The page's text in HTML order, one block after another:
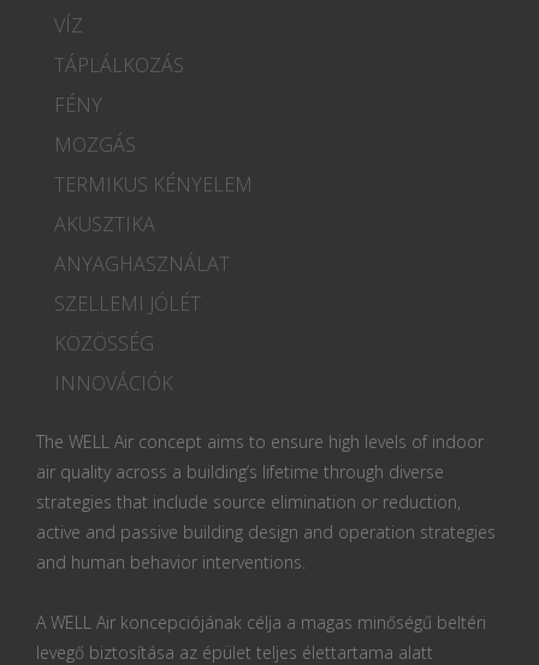
VÍZ
TÁPLÁLKOZÁS
FÉNY
MOZGÁS
TERMIKUS KÉNYELEM
AKUSZTIKA
ANYAGHASZNÁLAT
SZELLEMI JÓLÉT
KÖZÖSSÉG
INNOVÁCIÓK
The WELL Air concept aims to ensure high levels of indoor
air quality across a building’s lifetime through diverse
strategies that include source elimination or reduction,
active and passive building design and operation strategies
and human behavior interventions.
A WELL Air koncepciójának célja a magas minőségű beltéri
levegő biztosítása az épület teljes élettartama alatt